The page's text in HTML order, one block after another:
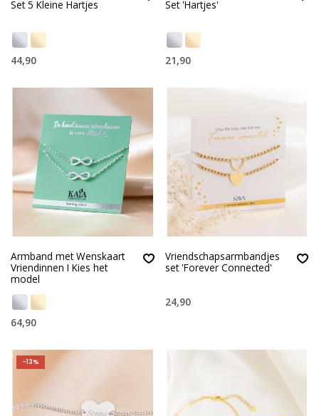
Set 5 Kleine Hartjes
44,90
Set 'Hartjes'
21,90
Armband met Wenskaart
Vriendinnen I Kies het
model
64,90
Vriendschapsarmbandjes
set 'Forever Connected'
24,90
-13%